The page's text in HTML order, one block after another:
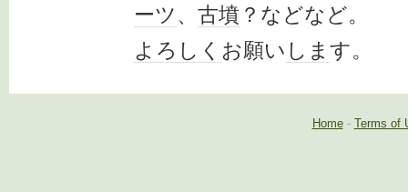
ーツ、 古墳 ？などなど。
よろしく お願い しま す。
Home- Terms of